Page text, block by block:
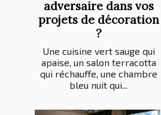
adversaire dans vos
projets de décoration
?
Une cuisine vert sauge qui
apaise, un salon terracotta
qui réchauffe, une chambre
bleu nuit qui...